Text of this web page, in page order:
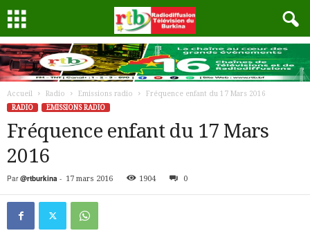
Accueil Radio Emissions radio
Fréquence enfant du 17 Mars 2016
RADIO
EMISSIONS RADIO
Fréquence enfant du 17 Mars
2016
Par @rtburkina - 17 mars 2016 1904 0